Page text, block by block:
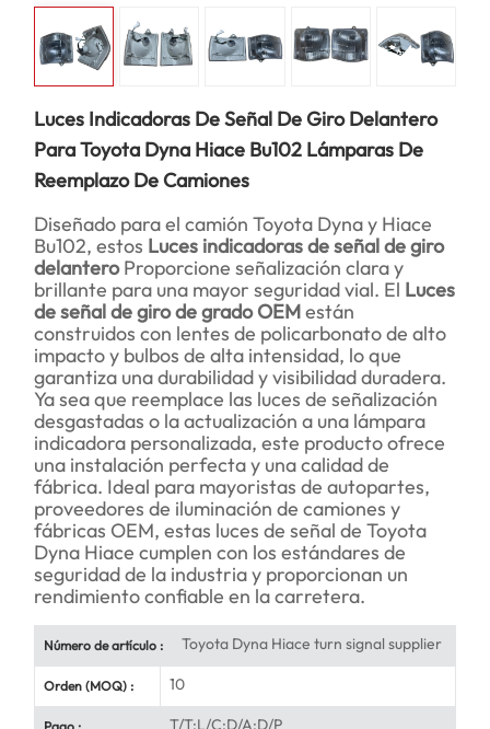
Luces Indicadoras De Señal De Giro Delantero
Para Toyota Dyna Hiace Bu102 Lámparas De
Reemplazo De Camiones
Diseñado para el camión Toyota Dyna y Hiace
Bu102, estos Luces indicadoras de señal de giro
delanteroProporcione señalización clara y
brillante para una mayor seguridad vial. El Luces
de señal de giro de grado OEMestán
construidos con lentes de policarbonato de alto
impacto y bulbos de alta intensidad, lo que
garantiza una durabilidad y visibilidad duradera.
Ya sea que reemplace las luces de señalización
desgastadas o la actualización a una lámpara
indicadora personalizada, este producto ofrece
una instalación perfecta y una calidad de
fábrica. Ideal para mayoristas de autopartes,
proveedores de iluminación de camiones y
fábricas OEM, estas luces de señal de Toyota
Dyna Hiace cumplen con los estándares de
seguridad de la industria y proporcionan un
rendimiento confiable en la carretera.
Número de artículo : Toyota Dyna Hiace turn signal supplier
Orden (MOQ) : 10